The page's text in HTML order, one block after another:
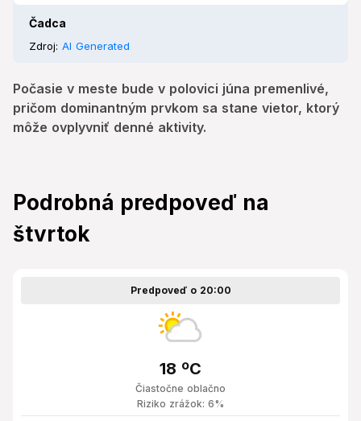
Čadca
Zdroj: AI Generated
Počasie v meste bude v polovici júna premenlivé,
pričom dominantným prvkom sa stane vietor, ktorý
môže ovplyvniť denné aktivity.
Podrobná predpoveď na
štvrtok
Predpoveď o 20:00
Čiastočne oblačno
18 ºC
Riziko zrážok: 6%